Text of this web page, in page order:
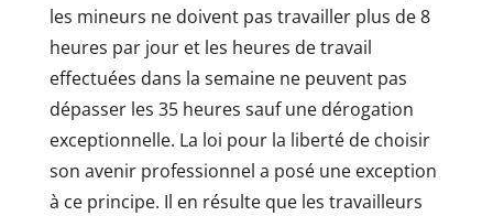
les mineurs ne doivent pas travailler plus de 8
heures par jour et les heures de travail
effectuées dans la semaine ne peuvent pas
dépasser les 35 heures sauf une dérogation
exceptionnelle. La loi pour la liberté de choisir
son avenir professionnel a posé une exception
à ce principe. Il en résulte que les travailleurs